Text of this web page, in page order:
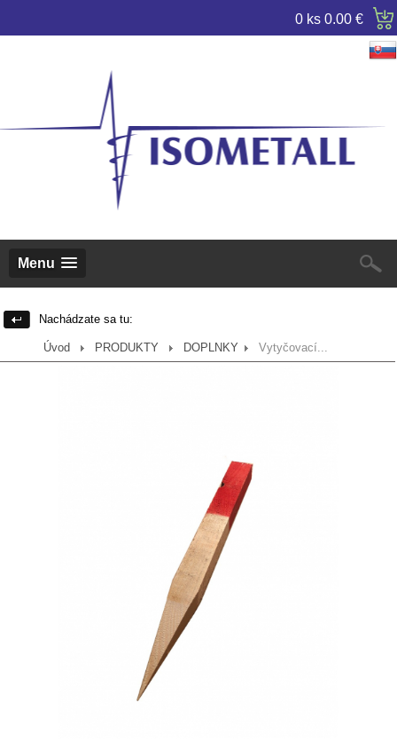
0 ks 0.00 €
Menu
Nachádzate sa tu:
Úvod PRODUKTY DOPLNKY Vytyčovací...